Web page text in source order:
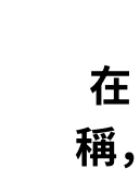
稱，